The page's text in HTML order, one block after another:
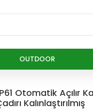
OUTDOOR
Otomatik Açılır
Kalınlaştırılmış